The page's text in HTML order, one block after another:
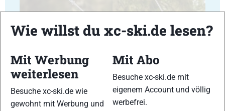
Wie willst du xc-ski.de lesen?
Mit Werbung
weiterlesen
Besuche xc-ski.de wie
gewohnt mit Werbung und
Mit Abo
Besuche xc-ski.de mit
eigenem Account und völlig
werbefrei.